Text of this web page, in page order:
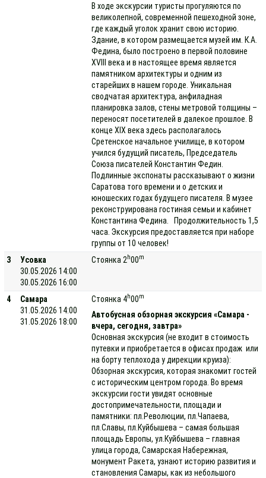
В ходе экскурсии туристы прогуляются по
великолепной, современной пешеходной зоне,
где каждый уголок хранит свою историю.
Здание, в котором размещается музей им. К.А.
Федина, было построено в первой половине
XVIII века и в настоящее время является
памятником архитектуры и одним из
старейших в нашем городе. Уникальная
сводчатая архитектура, анфиладная
планировка залов, стены метровой толщины –
переносят посетителей в далекое прошлое. В
конце XIX века здесь располагалось
Сретенское начальное училище, в котором
учился будущий писатель, Председатель
Союза писателей Константин Федин.
Подлинные экспонаты рассказывают о жизни
Саратова того времени и о детских и
юношеских годах будущего писателя. В музее
реконструирована гостиная семьи и кабинет
Константина Федина. Продолжительность 1,5
часа. Экскурсия предоставляется при наборе
группы от 10 человек!
3
Усовка
30.05.2026 14:00
30.05.2026 16:00
Стоянка 2 h00m
4
Самара
31.05.2026 14:00
31.05.2026 18:00
Стоянка 4h00m
Автобусная обзорная экскурсия «Самара -
вчера, сегодня, завтра»
Основная экскурсия (не входит в стоимость
путевки и приобретается в офисах продаж или
на борту теплохода у дирекции круиза):
Обзорная экскурсия, которая знакомит гостей
с историческим центром города. Во время
экскурсии гости увидят основные
достопримечательности, площади и
памятники: пл.Революции, пл.Чапаева,
пл.Славы, пл.Куйбышева – самая большая
площадь Европы, ул.Куйбышева – главная
улица города, Самарская Набережная,
монумент Ракета, узнают историю развития и
становления Самары, как из небольшого